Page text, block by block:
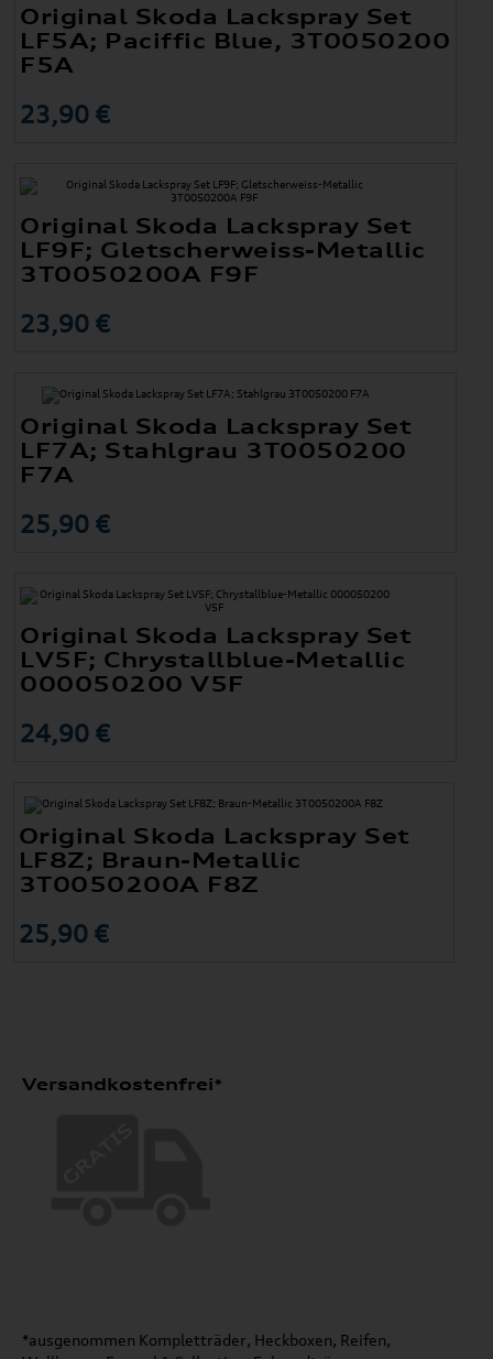
Original Skoda Lackspray Set
LF5A; Paciffic Blue, 3T0050200
F5A
23,90 €
Original Skoda Lackspray Set
LF9F; Gletscherweiss-Metallic
3T0050200A F9F
23,90 €
Original Skoda Lackspray Set
LF7A; Stahlgrau 3T0050200
F7A
25,90 €
Original Skoda Lackspray Set
LV5F; Chrystallblue-Metallic
000050200 V5F
24,90 €
Original Skoda Lackspray Set
LF8Z; Braun-Metallic
3T0050200A F8Z
25,90 €
Versandkostenfrei*
*ausgenommen Kompletträder, Heckboxen, Reifen,